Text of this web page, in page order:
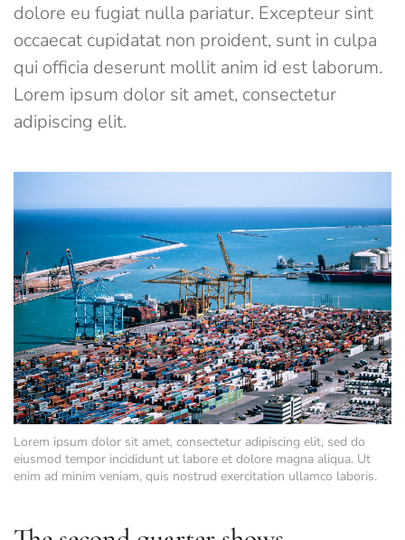
dolore eu fugiat nulla pariatur. Excepteur sint
occaecat cupidatat non proident, sunt in culpa
qui officia deserunt mollit anim id est laborum.
Lorem ipsum dolor sit amet, consectetur
adipiscing elit.
Lorem ipsum dolor sit amet, consectetur adipiscing elit, sed do
eiusmod tempor incididunt ut labore et dolore magna aliqua. Ut
enim ad minim veniam, quis nostrud exercitation ullamco laboris.